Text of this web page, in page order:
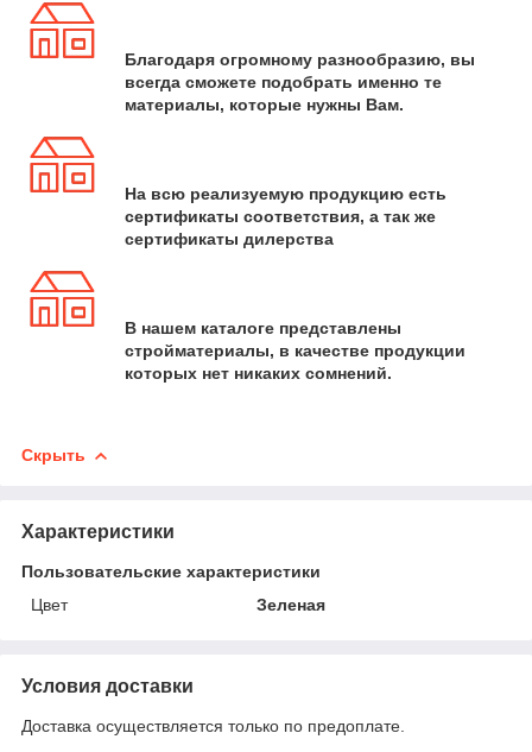
Благодаря огромному разнообразию, вы
всегда сможете подобрать именно те
материалы, которые нужны Вам.
На всю реализуемую продукцию есть
сертификаты соответствия, а так же
сертификаты дилерства
В нашем каталоге представлены
стройматериалы, в качестве продукции
которых нет никаких сомнений.
Скрыть
Характеристики
Пользовательские характеристики
Цвет
Зеленая
Условия доставки
Доставка осуществляется только по предоплате.